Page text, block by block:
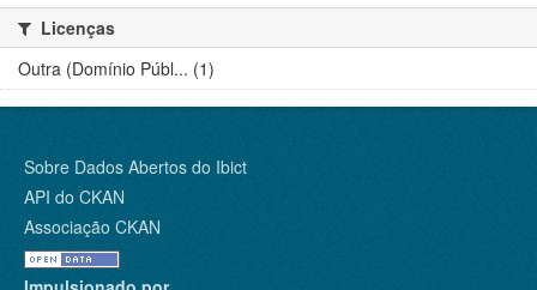
Licenças
Outra (Domínio Públ... (1)
Sobre Dados Abertos do Ibict
API do CKAN
Associação CKAN